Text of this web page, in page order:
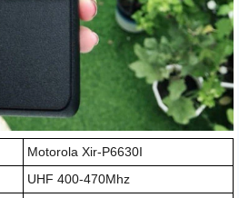
Motorola Xir-P6630I
UHF 400-470Mhz